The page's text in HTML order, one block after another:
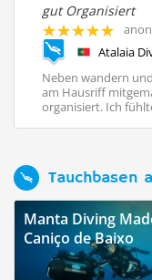
gut Organisiert
Neben wandern
am Hausriff
organisiert. Ich
Tauchbasen
Manta Diving
Caniço de Baixo